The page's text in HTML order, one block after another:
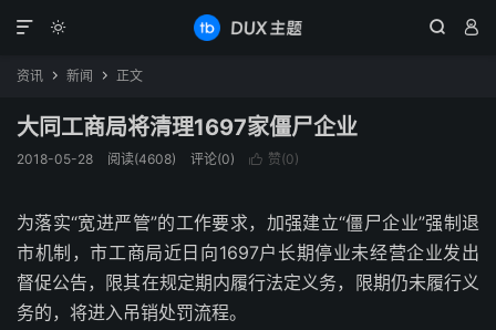
  

资讯  新闻  正文
大同工商局将清理1697家僵尸企业
2018-05-28 阅读(4608) 评论(0)  赞(0)
为落实“宽进严管”的工作要求，加强建立“僵尸企业”强制退
市机制，市工商局近日向1697户长期停业未经营企业发出
督促公告，限其在规定期内履行法定义务，限期仍未履行义
务的，将进入吊销处罚流程。